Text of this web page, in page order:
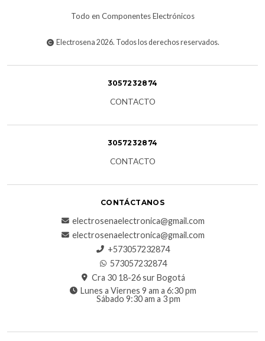
Todo en Componentes Electrónicos
Electrosena 2026. Todos los derechos reservados.
3057232874
CONTACTO
3057232874
CONTACTO
CONTÁCTANOS
electrosenaelectronica@gmail.com
electrosenaelectronica@gmail.com
+573057232874
573057232874
Cra 30 18-26 sur Bogotá
Lunes a Viernes 9 am a 6:30 pm
Sábado 9:30 am a 3 pm